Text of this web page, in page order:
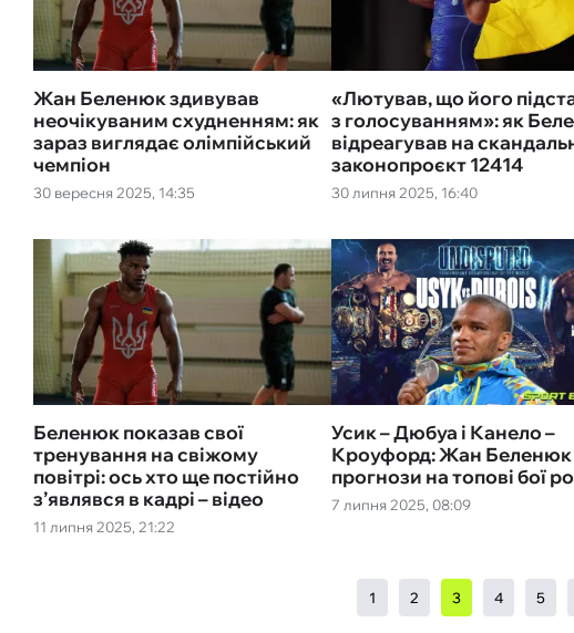
30 вересня 2025, 14:35
Жан Беленюк здивував
неочікуваним схудненням: як
зараз виглядає олімпійський
чемпіон
30 липня 2025, 16:40
«Лютував, що його
з голосуванням»: як
відреагував на
законопроєкт 12414
11 липня 2025, 21:22
Беленюк показав свої
тренування на свіжому
повітрі: ось хто ще постійно
з’являвся в кадрі – відео
7 липня 2025, 08:09
Усик – Дюбуа і Канело –
Кроуфорд: Жан Беленюк
прогнози на топові бої
1 2 3 4 5